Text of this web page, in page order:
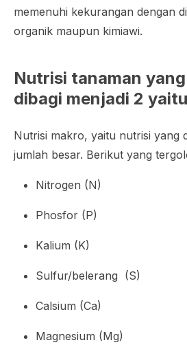
memenuhi kekurangan dengan
organik maupun kimiawi.
Nutrisi tanaman
dibagi menjadi 2
Nutrisi makro, yaitu nutrisi yang
jumlah besar. Berikut yang
Nitrogen (N)
Phosfor (P)
Kalium (K)
Sulfur/belerang (S)
Calsium (Ca)
Magnesium (Mg)